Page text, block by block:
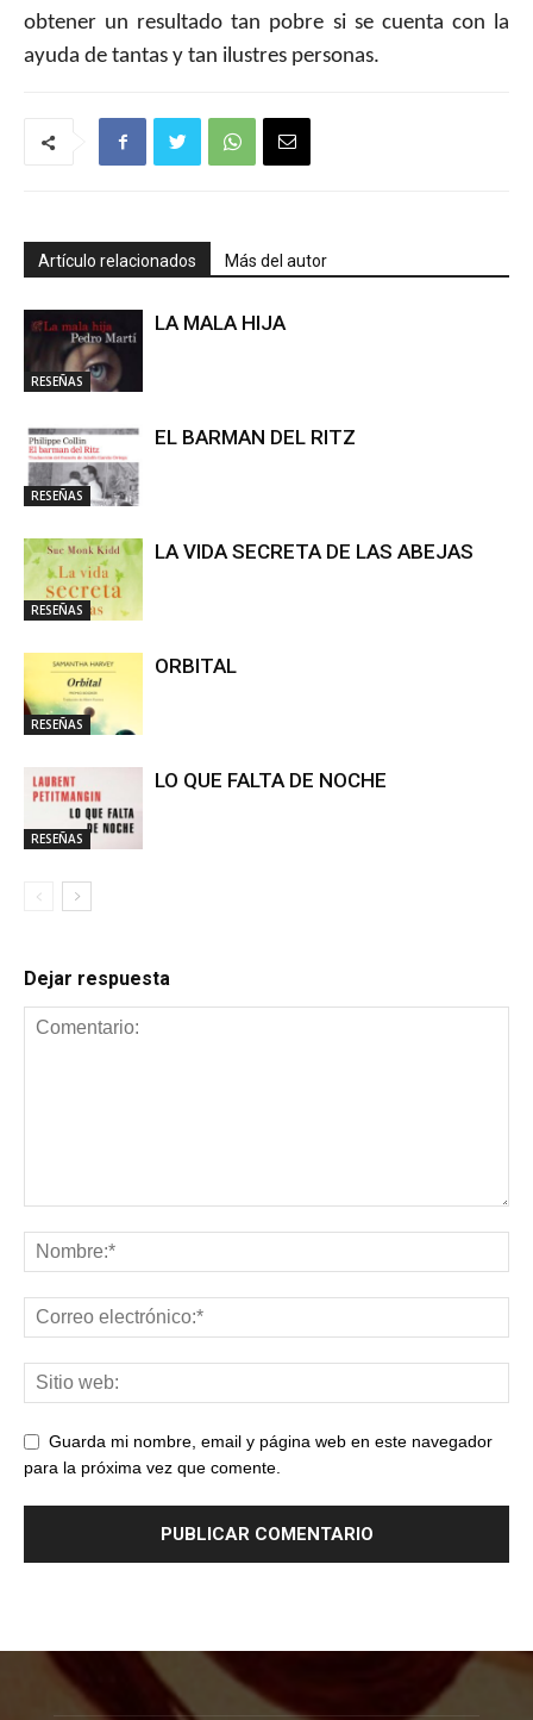
obtener un resultado tan pobre si se cuenta con la
ayuda de tantas y tan ilustres personas.
Artículo relacionados Más del autor
RESEÑAS
LA MALA HIJA
RESEÑAS
EL BARMAN DEL RITZ
RESEÑAS
LA VIDA SECRETA DE LAS ABEJAS
RESEÑAS
ORBITAL
RESEÑAS
LO QUE FALTA DE NOCHE
Dejar respuesta
Guarda mi nombre, email y página web en este navegador
para la próxima vez que comente.